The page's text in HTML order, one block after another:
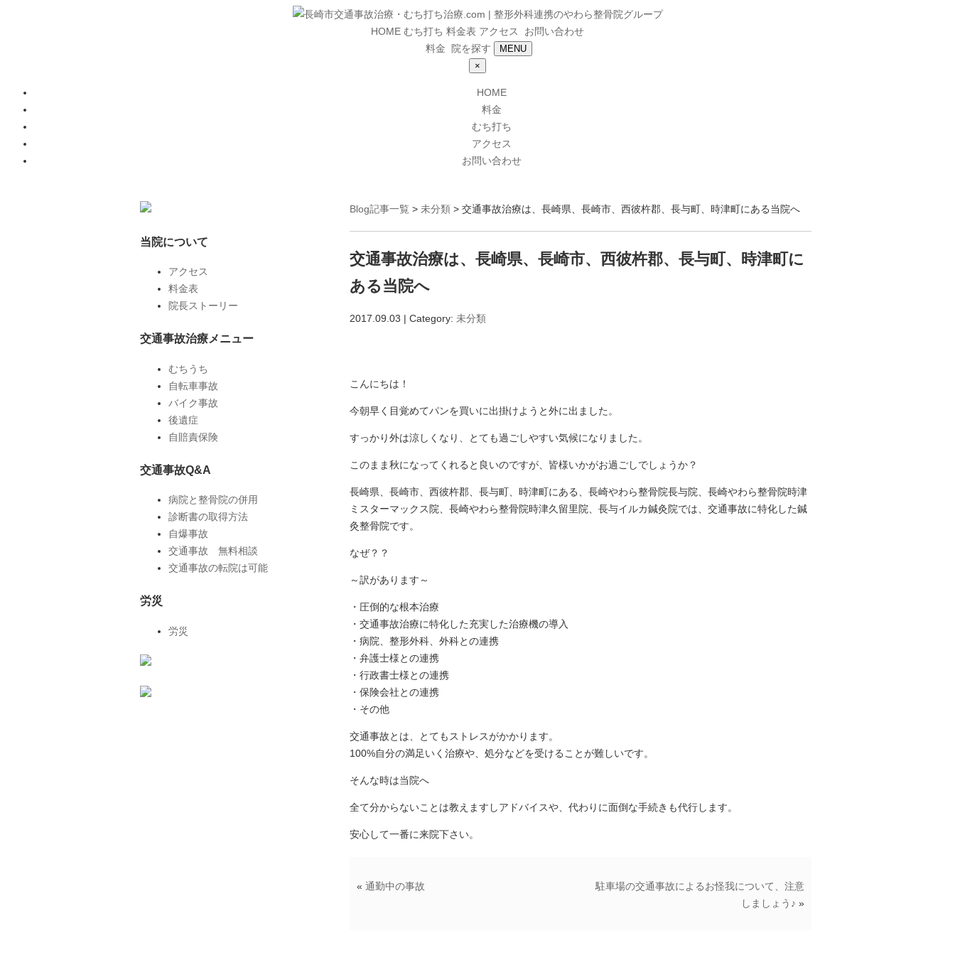
HOME むち打ち 料金表 アクセス
お問い合わせ
料金
院を探す
MENU
×
HOME
料金
むち打ち
アクセス
お問い合わせ
Blog記事一覧 > 未分類 > 交通事故治療は、長崎県、長崎市、西彼杵郡、長与町、時津町にある当院へ
交通事故治療は、長崎県、長崎市、西彼杵郡、長与町、時津町に
ある当院へ
2017.09.03 | Category: 未分類
こんにちは！
今朝早く目覚めてパンを買いに出掛けようと外に出ました。
すっかり外は涼しくなり、とても過ごしやすい気候になりました。
このまま秋になってくれると良いのですが、皆様いかがお過ごしでしょうか？
長崎県、長崎市、西彼杵郡、長与町、時津町にある、長崎やわら整骨院長与院、長崎やわら整骨院時津
ミスターマックス院、長崎やわら整骨院時津久留里院、長与イルカ鍼灸院では、交通事故に特化した鍼
灸整骨院です。
なぜ？？
～訳があります～
・圧倒的な根本治療
・交通事故治療に特化した充実した治療機の導入
・病院、整形外科、外科との連携
・弁護士様との連携
・行政書士様との連携
・保険会社との連携
・その他
交通事故とは、とてもストレスがかかります。
100%自分の満足いく治療や、処分などを受けることが難しいです。
そんな時は当院へ
全て分からないことは教えますしアドバイスや、代わりに面倒な手続きも代行します。
安心して一番に来院下さい。
駐車場の交通事故によるお怪我について、注意
しましょう♪ »
« 通勤中の事故
当院について
アクセス
料金表
院長ストーリー
交通事故治療メニュー
むちうち
自転車事故
バイク事故
後遺症
自賠責保険
交通事故Q&A
病院と整骨院の併用
診断書の取得方法
自爆事故
交通事故 無料相談
交通事故の転院は可能
労災
労災